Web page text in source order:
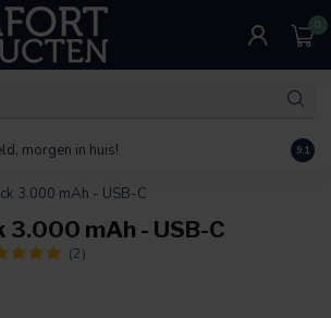
0
morgen in huis! 9.1
3.000 mAh - USB-C
mAh - USB-C
(2)